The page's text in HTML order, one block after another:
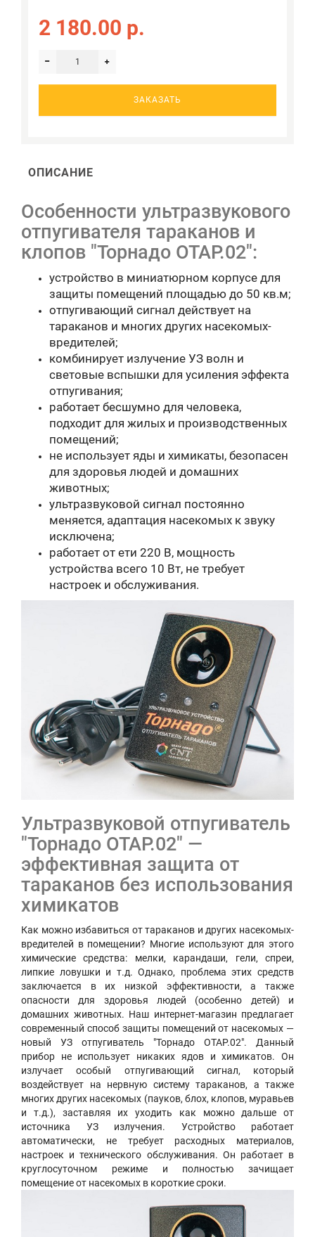
2 180.00 р.
ЗАКАЗАТЬ
ОПИСАНИЕ
Особенности ультразвукового
отпугивателя тараканов и
клопов "Торнадо ОТАР.02":
устройство в миниатюрном корпусе для
защиты помещений площадью до 50 кв.м;
отпугивающий сигнал действует на
тараканов и многих других насекомых-
вредителей;
комбинирует излучение УЗ волн и
световые вспышки для усиления эффекта
отпугивания;
работает бесшумно для человека,
подходит для жилых и производственных
помещений;
не использует яды и химикаты, безопасен
для здоровья людей и домашних
животных;
ультразвуковой сигнал постоянно
меняется, адаптация насекомых к звуку
исключена;
работает от ети 220 В, мощность
устройства всего 10 Вт, не требует
настроек и обслуживания.
Ультразвуковой отпугиватель
"Торнадо ОТАР.02" —
эффективная защита от
тараканов без использования
химикатов
Как можно избавиться от тараканов и других насекомых-
вредителей в помещении? Многие используют для этого
химические средства: мелки, карандаши, гели, спреи,
липкие ловушки и т.д. Однако, проблема этих средств
заключается в их низкой эффективности, а также
опасности для здоровья людей (особенно детей) и
домашних животных. Наш интернет-магазин предлагает
современный способ защиты помещений от насекомых —
новый УЗ отпугиватель "Торнадо ОТАР.02". Данный
прибор не использует никаких ядов и химикатов. Он
излучает особый отпугивающий сигнал, который
воздействует на нервную систему тараканов, а также
многих других насекомых (пауков, блох, клопов, муравьев
и т.д.), заставляя их уходить как можно дальше от
источника УЗ излучения. Устройство работает
автоматически, не требует расходных материалов,
настроек и технического обслуживания. Он работает в
круглосуточном режиме и полностью зачищает
помещение от насекомых в короткие сроки.